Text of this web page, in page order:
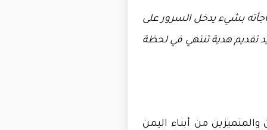
بشيء يدخل السرور على
تقديم هدية تنتهي في لحظة
والمتميزين من أبناء اليمن